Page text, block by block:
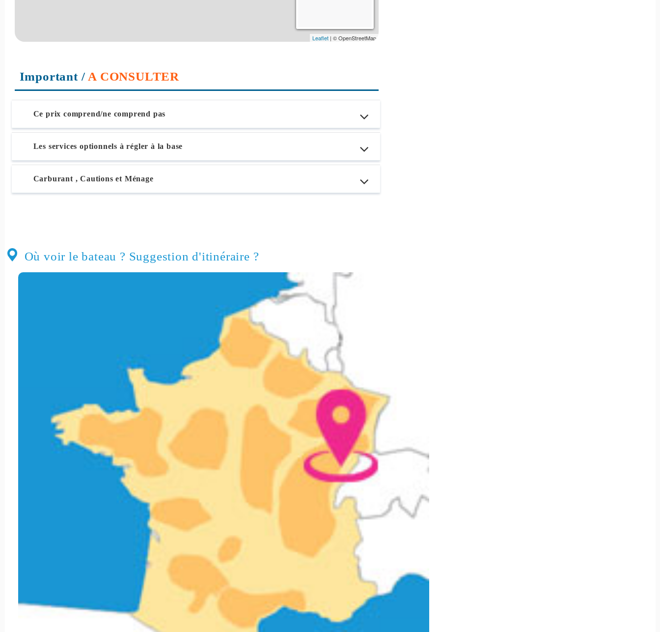
Important/ A CONSULTER
Ce prix comprend/ne comprend pas
Les services optionnels à régler à la base
Carburant , Cautions et Ménage
Où voir le bateau ? Suggestion d'itinéraire ?